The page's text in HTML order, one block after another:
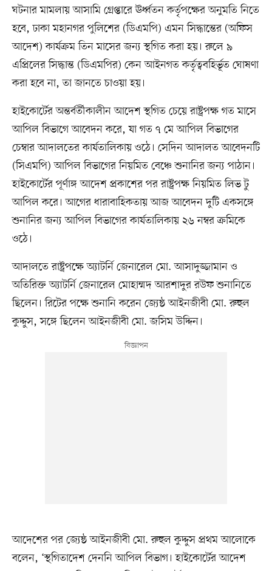
ঘটনার মামলায় আসামি গ্রেপ্তারে ঊর্ধ্বতন কর্তৃপক্ষের অনুমতি নিতে
হবে, ঢাকা মহানগর পুলিশের (ডিএমপি) এমন সিদ্ধান্তের (অফিস
আদেশ) কার্যক্রম তিন মাসের জন্য স্থগিত করা হয়। রুলে ৯
এপ্রিলের সিদ্ধান্ত (ডিএমপির) কেন আইনগত কর্তৃত্ববহির্ভূত ঘোষণা
করা হবে না, তা জানতে চাওয়া হয়।
হাইকোর্টের অন্তর্বর্তীকালীন আদেশ স্থগিত চেয়ে রাষ্ট্রপক্ষ গত মাসে
আপিল বিভাগে আবেদন করে, যা গত ৭ মে আপিল বিভাগের
চেম্বার আদালতের কার্যতালিকায় ওঠে। সেদিন আদালত আবেদনটি
(সিএমপি) আপিল বিভাগের নিয়মিত বেঞ্চে শুনানির জন্য পাঠান।
হাইকোর্টের পূর্ণাঙ্গ আদেশ প্রকাশের পর রাষ্ট্রপক্ষ নিয়মিত লিভ টু
আপিল করে। আগের ধারাবাহিকতায় আজ আবেদন দুটি একসঙ্গে
শুনানির জন্য আপিল বিভাগের কার্যতালিকায় ২৬ নম্বর ক্রমিকে
ওঠে।
আদালতে রাষ্ট্রপক্ষে অ্যাটর্নি জেনারেল মো. আসাদুজ্জামান ও
অতিরিক্ত অ্যাটর্নি জেনারেল মোহাম্মদ আরশাদুর রউফ শুনানিতে
ছিলেন। রিটের পক্ষে শুনানি করেন জ্যেষ্ঠ আইনজীবী মো. রুহুল
কুদ্দুস, সঙ্গে ছিলেন আইনজীবী মো. জসিম উদ্দিন।
আদেশের পর জ্যেষ্ঠ আইনজীবী মো. রুহুল কুদ্দুস প্রথম আলোকে
বলেন, ‘স্থগিতাদেশ দেননি আপিল বিভাগ। হাইকোর্টের আদেশ